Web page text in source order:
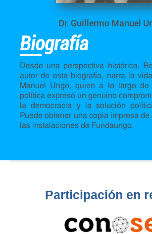
Dr. Guillermo Manuel
Biografía
Desde una perspectiva histórica,
autor de esta biografía, narra la
Manuel Ungo, quien a lo largo de
política expresó un genuino
la democracia y la solución
Puede obtener una copia impresa
las instalaciones de Fundaungo.
Participación en